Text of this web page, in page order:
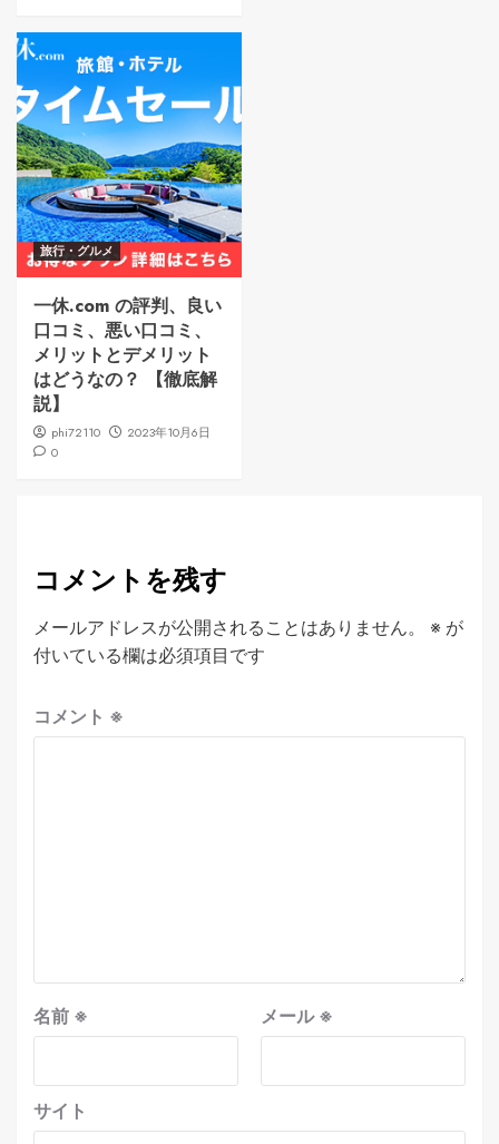
旅行・グルメ
一休.com の評判、良い
口コミ、悪い口コミ、
メリットとデメリット
はどうなの？ 【徹底解
説】
phi72110
2023年10月6日
0
コメントを残す
メールアドレスが公開されることはありません。 ※ が
付いている欄は必須項目です
コメント ※
名前 ※ メール※
サイト